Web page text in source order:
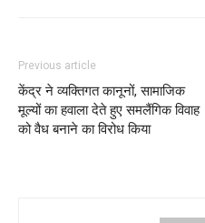
Previous article
केंद्र ने व्यक्तिगत कानूनों, सामाजिक
मूल्यों का हवाला देते हुए समलैंगिक विवाह
को वैध बनाने का विरोध किया